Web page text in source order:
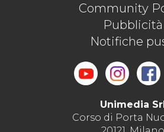
Community
Pubblicità
Notifiche
Unimedia
Corso di Porta